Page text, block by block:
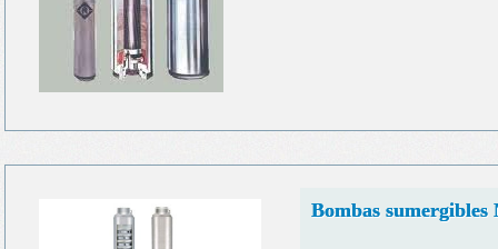
Bombas sumergibles